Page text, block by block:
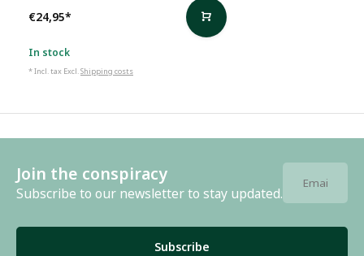
€24,95*
In stock
* Incl. tax Excl.Shipping costs
Join the conspiracy
Subscribe to our newsletter to stay updated.
Subscribe